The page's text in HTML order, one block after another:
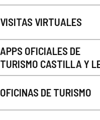
VISITAS VIRTUALES
APPS OFICIALES DE
TURISMO CASTILLA Y
OFICINAS DE TURISMO